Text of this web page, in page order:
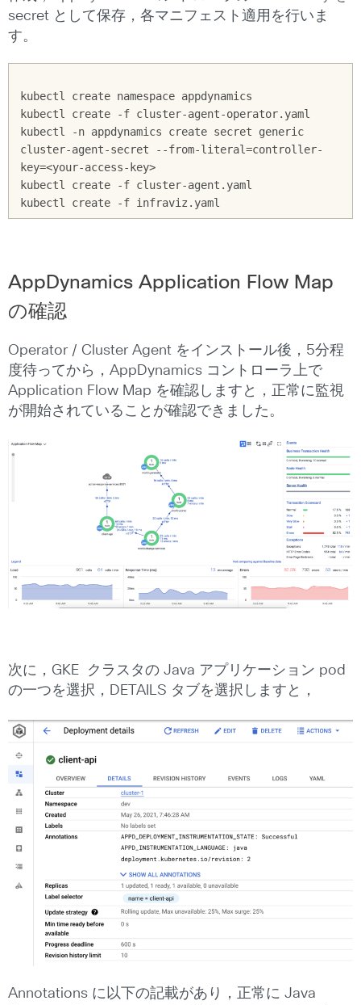
secret として保存，各マニフェスト適用を行いま
す。
kubectl create namespace appdynamics
kubectl create -f cluster-agent-operator.yaml
kubectl -n appdynamics create secret generic
cluster-agent-secret --from-literal=controller-
key=<your-access-key>
kubectl create -f cluster-agent.yaml
AppDynamics Application Flow Map
の確認
Operator / Cluster Agent をインストール後，5分程
度待ってから，AppDynamics コントローラ上で
Application Flow Map を確認しますと，正常に監視
が開始されていることが確認できました。
次に，GKE クラスタの Java アプリケーション pod
の一つを選択，DETAILS タブを選択しますと，
Annotations に以下の記載があり，正常に Java